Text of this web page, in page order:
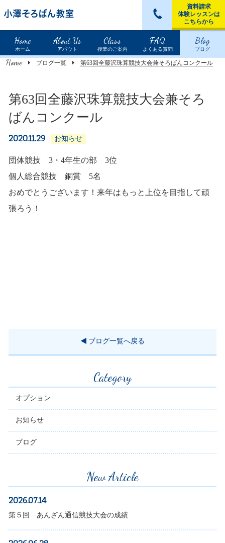
Home
ホーム
About Us
アバウト
Class
授業のご案内
FAQ
よくある質問
Blog
ブログ
資料請求
体験レッスンは
こちらから
Home ブログ一覧 第63回全藤沢珠算競技大会兼そろばんコンクール
第63回全藤沢珠算競技大会兼そろ
ばんコンクール
2020.11.29 お知らせ
団体競技 3・4年生の部 3位
個人総合競技 銅賞 5名
おめでとうございます！来年はもっと上位を目指して頑
張ろう！
ブログ一覧へ戻る
Category
オプション
お知らせ
ブログ
New Article
2026.07.14
第５回 あんざん通信競技大会の成績